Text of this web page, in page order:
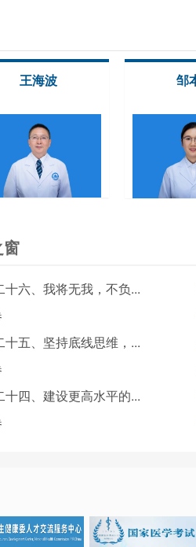
十六、我将无我，不负...
十五、坚持底线思维，...
十四、建设更高水平的...